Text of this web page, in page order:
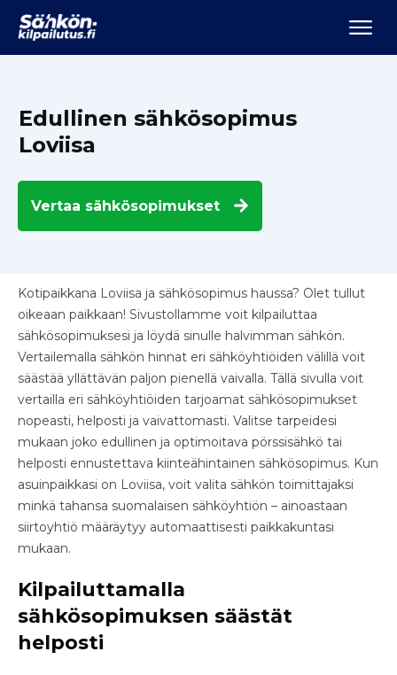
Edullinen sähkösopimus
Loviisa
Vertaa sähkösopimukset
Kotipaikkana Loviisa ja sähkösopimus haussa? Olet tullut
oikeaan paikkaan! Sivustollamme voit kilpailuttaa
sähkösopimuksesi ja löydä sinulle halvimman sähkön.
Vertailemalla sähkön hinnat eri sähköyhtiöiden välillä voit
säästää yllättävän paljon pienellä vaivalla. Tällä sivulla voit
vertailla eri sähköyhtiöiden tarjoamat sähkösopimukset
nopeasti, helposti ja vaivattomasti. Valitse tarpeidesi
mukaan joko edullinen ja optimoitava pörssisähkö tai
helposti ennustettava kiinteähintainen sähkösopimus. Kun
asuinpaikkasi on Loviisa, voit valita sähkön toimittajaksi
minkä tahansa suomalaisen sähköyhtiön – ainoastaan
siirtoyhtiö määräytyy automaattisesti paikkakuntasi
mukaan.
Kilpailuttamalla
sähkösopimuksen säästät
helposti